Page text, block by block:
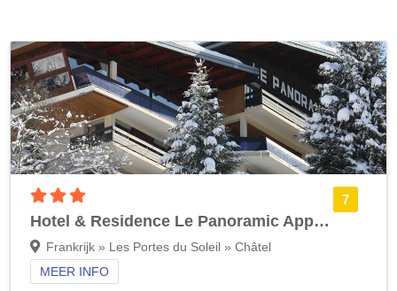
7
Hotel & Residence Le Panoramic Appartementen
Frankrijk » Les Portes du Soleil » Châtel
MEER INFO